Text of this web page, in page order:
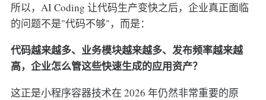
所以，AI Coding 让代码生产变快之后，企业真正面临
的问题不是"代码不够"，而是：
代码越来越多、业务模块越来越多、发布频率越来越
高，企业怎么管这些快速生成的应用资产？
这正是小程序容器技术在 2026 年仍然非常重要的原